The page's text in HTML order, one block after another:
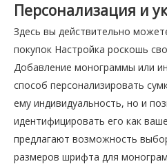
Персонализация и
Здесь вы действительно
покупок Настройка роскошь
Добавление монограммы или
способ персонализировать
ему индивидуальность, но и
идентифицировать его как
предлагают возможность
размеров шрифта для